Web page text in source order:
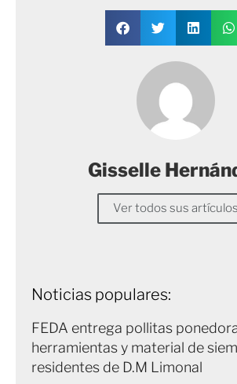
Gisselle
Ver todos sus artículos
Noticias populares:
FEDA entrega pollitas
herramientas y material de
residentes de D.M Limonal